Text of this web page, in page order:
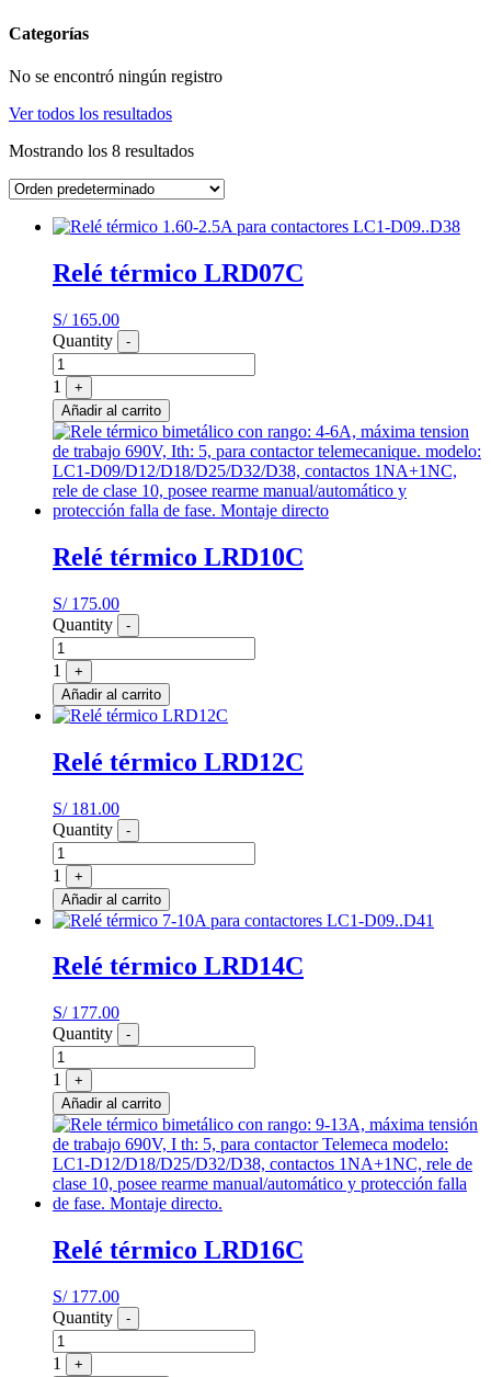
Categorías
No se encontró ningún registro
Ver todos los resultados
Mostrando los 8 resultados
Relé térmico LRD07C
S/165.00
Quantity
-
1
+
Añadir al carrito
Relé térmico LRD10C
S/175.00
Quantity
-
1
+
Añadir al carrito
Relé térmico LRD12C
S/181.00
Quantity
-
1
+
Añadir al carrito
Relé térmico LRD14C
S/177.00
Quantity
-
1
+
Añadir al carrito
Relé térmico LRD16C
S/177.00
Quantity
-
1
+